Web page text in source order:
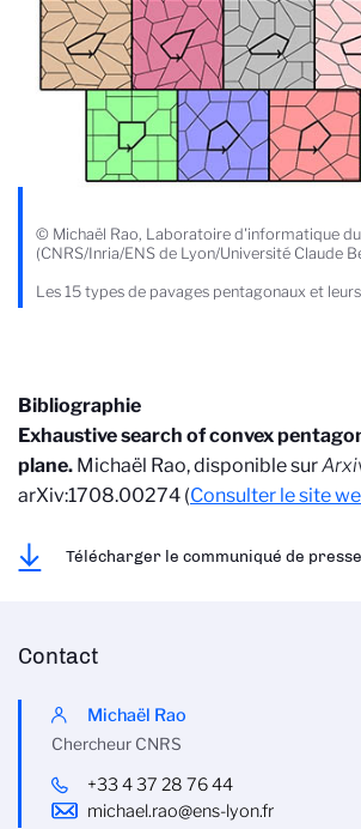
© Michaël Rao, Laboratoire d'informatique
(CNRS/Inria/ENS de Lyon/Université Claude
Les 15 types de pavages pentagonaux et
Bibliographie
Exhaustive search of convex
plane. Michaël Rao, disponible sur
arXiv:1708.00274 (Consulter le site
Télécharger le communiqué de presse
Contact
Michaël Rao
Chercheur CNRS
+33 4 37 28 76 44
michael.rao@ens-lyon.fr